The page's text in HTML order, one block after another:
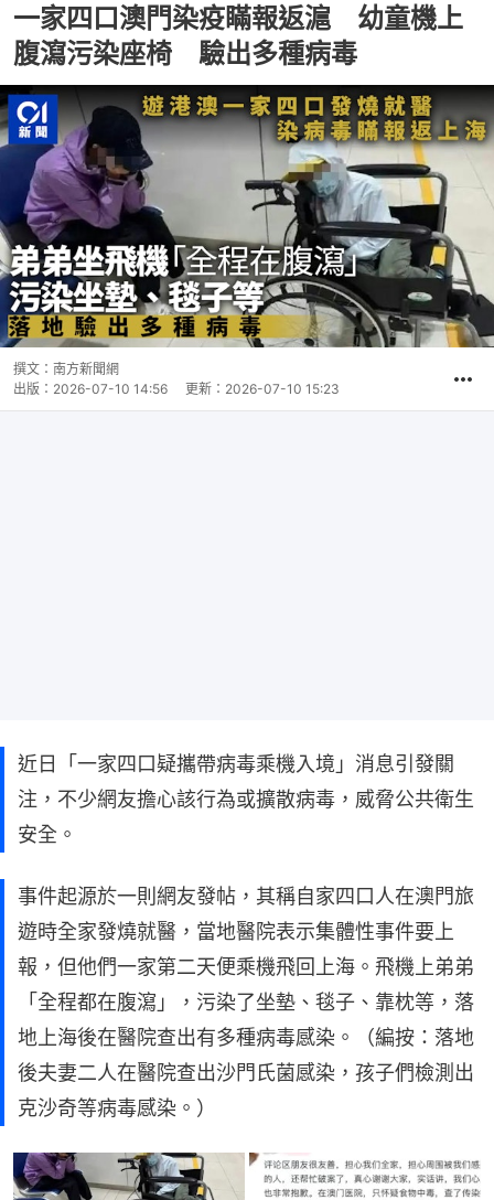
一家四口澳門染疫瞞報返滬 幼童機上
腹瀉污染座椅 驗出多種病毒
撰文： 南方新聞網
出版： 2026-07-10 14:56 更新： 2026-07-10 15:23
近日「一家四口疑攜帶病毒乘機入境」消息引發關
注，不少網友擔心該行為或擴散病毒，威脅公共衛生
安全。
事件起源於一則網友發帖，其稱自家四口人在澳門旅
遊時全家發燒就醫，當地醫院表示集體性事件要上
報，但他們一家第二天便乘機飛回上海。飛機上弟弟
「全程都在腹瀉」，污染了坐墊、毯子、靠枕等，落
地上海後在醫院查出有多種病毒感染。（編按：落地
後夫妻二人在醫院查出沙門氏菌感染，孩子們檢測出
克沙奇等病毒感染。）